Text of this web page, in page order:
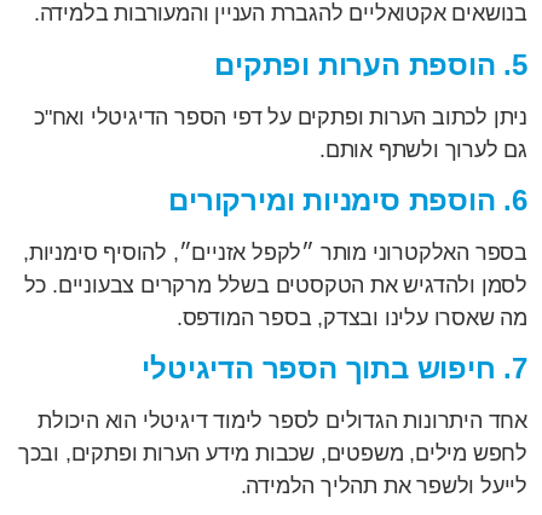
בנושאים אקטואליים להגברת העניין והמעורבות בלמידה.
5. הוספת הערות ופתקים
ניתן לכתוב הערות ופתקים על דפי הספר הדיגיטלי ואח"כ
גם לערוך ולשתף אותם.
6. הוספת סימניות ומירקורים
בספר האלקטרוני מותר ״לקפל אזניים״, להוסיף סימניות,
לסמן ולהדגיש את הטקסטים בשלל מרקרים צבעוניים. כל
מה שאסרו עלינו ובצדק, בספר המודפס.
7. חיפוש בתוך הספר הדיגיטלי
אחד היתרונות הגדולים לספר לימוד דיגיטלי הוא היכולת
לחפש מילים, משפטים, שכבות מידע הערות ופתקים, ובכך
לייעל ולשפר את תהליך הלמידה.